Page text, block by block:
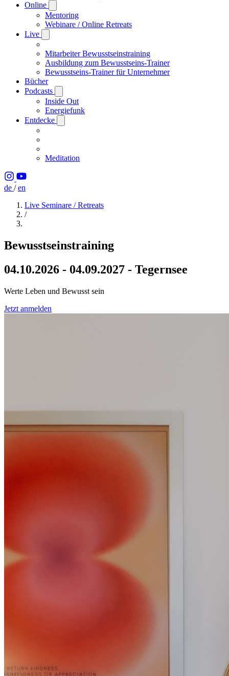
Online
Mentoring
Webinare / Online Retreats
Live
Mitarbeiter Bewusstseinstraining
Ausbildung zum Bewusstseins-Trainer
Bewusstseins-Trainer für Unternehmer
Bücher
Podcasts
Inside Out
Energiefunk
Entdecke
Meditation
de / en
Live Seminare / Retreats
/
Bewusstseinstraining
04.10.2026 - 04.09.2027 - Tegernsee
Werte Leben und Bewusst sein
Jetzt anmelden